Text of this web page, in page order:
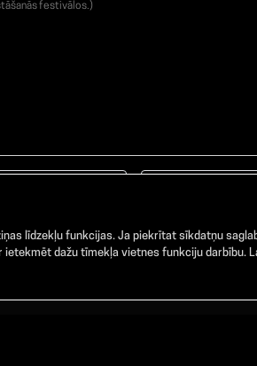
festivālos.)
līdzekļu funkcijas. Ja piekrītat sīkdatņu
dažu tīmekļa vietnes funkciju darbību.